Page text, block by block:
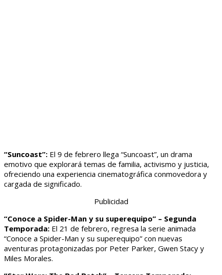
“Suncoast”: El 9 de febrero llega “Suncoast”, un drama
emotivo que explorará temas de familia, activismo y justicia,
ofreciendo una experiencia cinematográfica conmovedora y
cargada de significado.
Publicidad
“Conoce a Spider-Man y su superequipo” – Segunda
Temporada: El 21 de febrero, regresa la serie animada
“Conoce a Spider-Man y su superequipo” con nuevas
aventuras protagonizadas por Peter Parker, Gwen Stacy y
Miles Morales.